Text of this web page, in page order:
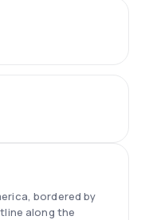
bordered by
along the